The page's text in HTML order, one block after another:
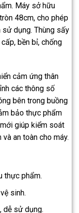
Máy sở hữu
48cm, cho phép
dụng. Thùng sấy
bền bỉ, chống
cảm ứng thân
các thông số
bên trong buồng
bảo thực phẩm
giúp kiểm soát
an toàn cho máy.
thực phẩm.
sinh.
dễ sử dụng.